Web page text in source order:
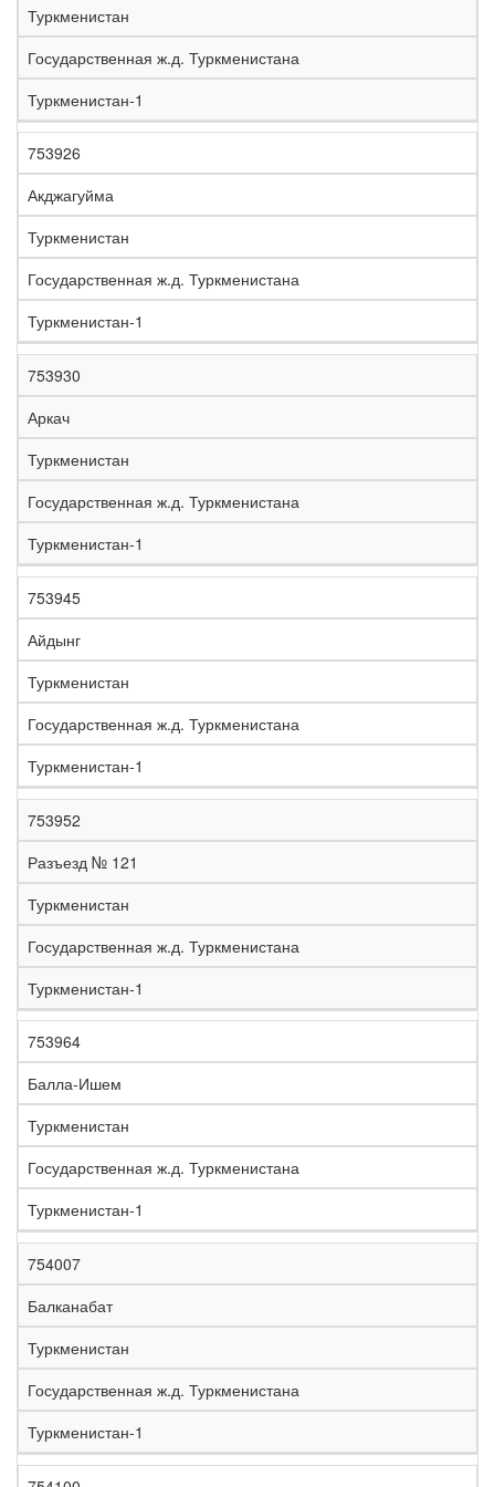
Туркменистан
Государственная ж.д. Туркменистана
Туркменистан-1
753926
Акджагуйма
Туркменистан
Государственная ж.д. Туркменистана
Туркменистан-1
753930
Аркач
Туркменистан
Государственная ж.д. Туркменистана
Туркменистан-1
753945
Айдынг
Туркменистан
Государственная ж.д. Туркменистана
Туркменистан-1
753952
Разъезд № 121
Туркменистан
Государственная ж.д. Туркменистана
Туркменистан-1
753964
Балла-Ишем
Туркменистан
Государственная ж.д. Туркменистана
Туркменистан-1
754007
Балканабат
Туркменистан
Государственная ж.д. Туркменистана
Туркменистан-1